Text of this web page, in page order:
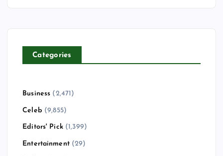
Categories
Business (2,471)
Celeb (9,855)
Editors' Pick(1,399)
Entertainment(29)